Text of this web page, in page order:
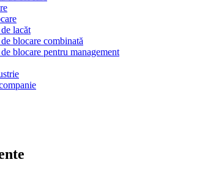
lacăt
blocare combinată
blocare pentru management